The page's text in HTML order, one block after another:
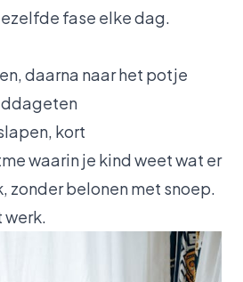
fase elke dag.
daarna naar het potje
kort
waarin je kind weet wat er
zonder belonen met snoep.
werk.